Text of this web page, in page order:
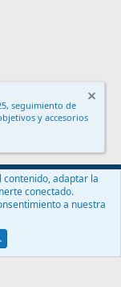
Ayuda
Ltd.
seguimiento de
y accesorios
adaptar la
conectado.
a nuestra